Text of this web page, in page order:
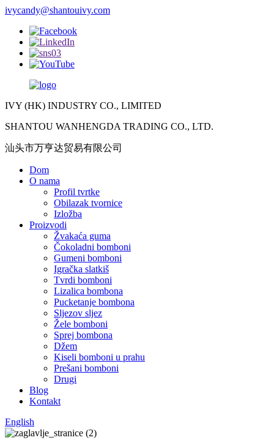
ivycandy@shantouivy.com
IVY (HK) INDUSTRY CO., LIMITED
SHANTOU WANHENGDA TRADING CO., LTD.
汕头市万亨达贸易有限公司
Dom
O nama
Profil tvrtke
Obilazak tvornice
Izložba
Proizvodi
Žvakaća guma
Čokoladni bomboni
Gumeni bomboni
Igračka slatkiš
Tvrdi bomboni
Lizalica bombona
Pucketanje bombona
Sljezov sljez
Žele bomboni
Sprej bombona
Džem
Kiseli bomboni u prahu
Prešani bomboni
Drugi
Blog
Kontakt
English